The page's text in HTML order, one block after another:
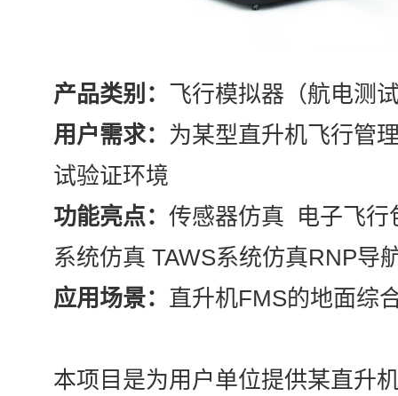
产品类别： 飞行模拟器（航电测
用户需求： 为某型直升机飞行管
试验证环境
功能亮点： 传感器仿真 电子飞
系统仿真 TAWS系统仿真RNP导
应用场景： 直升机FMS的地面综
本项目是为用户单位提供某直升